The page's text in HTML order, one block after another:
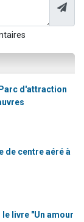
d'attraction
de centre aéré à
livre "Un amour